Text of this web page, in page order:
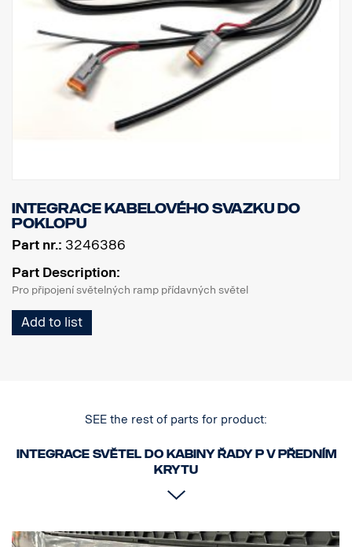
Integrace kabelového svazku do
poklopu
Part nr.: 3246386
Part Description:
Pro připojení světelných ramp přídavných světel
Add to list
SEE the rest of parts for product:
Integrace světel do kabiny řady P v předním
krytu